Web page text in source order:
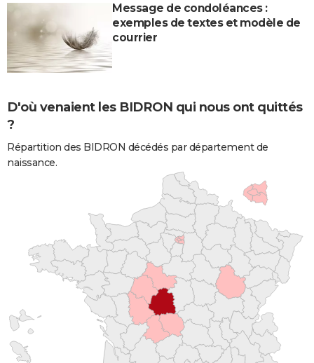
Message de condoléances :
exemples de textes et modèle de
courrier
D'où venaient les BIDRON qui nous ont quittés
?
Répartition des BIDRON décédés par département de
naissance.